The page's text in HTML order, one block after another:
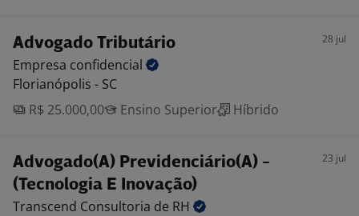
Advogado Tributário 28 jul
Empresa confidencial
Florianópolis - SC
R$ 25.000,00
Ensino Superior Híbrido
Advogado(A) Previdenciário(A) -
(Tecnologia E Inovação)
23 jul
Transcend Consultoria de RH